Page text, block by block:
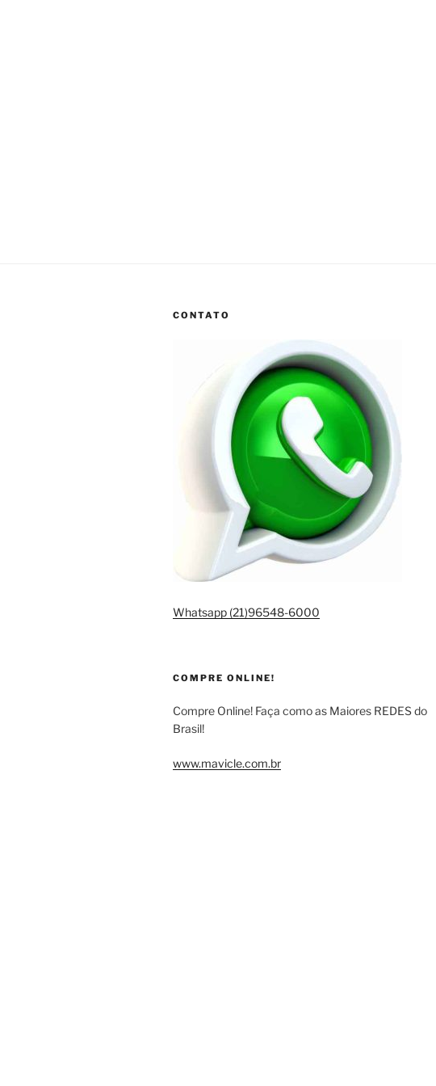
CONTATO
Whatsapp (21)96548-6000
COMPRE ONLINE!
Compre Online! Faça como as Maiores REDES do
Brasil!
www.mavicle.com.br